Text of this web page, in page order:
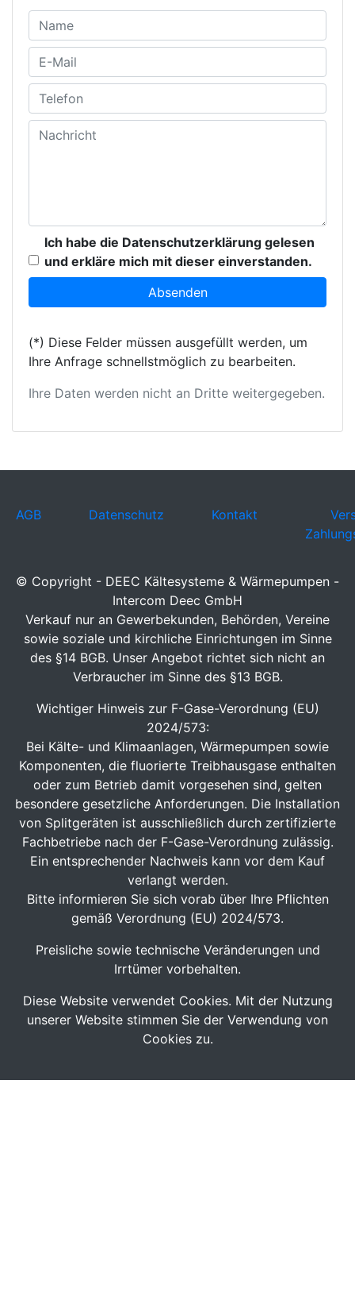
Ich habe die Datenschutzerklärung gelesen
und erkläre mich mit dieser einverstanden.
(*) Diese Felder müssen ausgefüllt werden, um
Ihre Anfrage schnellstmöglich zu bearbeiten.
Ihre Daten werden nicht an Dritte weitergegeben.
AGB Datenschutz Kontakt
© Copyright - DEEC Kältesysteme & Wärmepumpen -
Intercom Deec GmbH
Verkauf nur an Gewerbekunden, Behörden, Vereine
sowie soziale und kirchliche Einrichtungen im Sinne
des §14 BGB. Unser Angebot richtet sich nicht an
Verbraucher im Sinne des §13 BGB.
Wichtiger Hinweis zur F-Gase-Verordnung (EU)
2024/573:
Bei Kälte- und Klimaanlagen, Wärmepumpen sowie
Komponenten, die fluorierte Treibhausgase enthalten
oder zum Betrieb damit vorgesehen sind, gelten
besondere gesetzliche Anforderungen. Die Installation
von Splitgeräten ist ausschließlich durch zertifizierte
Fachbetriebe nach der F-Gase-Verordnung zulässig.
Ein entsprechender Nachweis kann vor dem Kauf
verlangt werden.
Bitte informieren Sie sich vorab über Ihre Pflichten
gemäß Verordnung (EU) 2024/573.
Preisliche sowie technische Veränderungen und
Irrtümer vorbehalten.
Diese Website verwendet Cookies. Mit der Nutzung
unserer Website stimmen Sie der Verwendung von
Cookies zu.